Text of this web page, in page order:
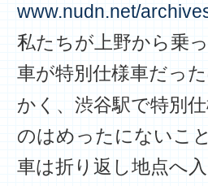
www.nudn.net/
私たちが上野から乗
車が特別仕様車だっ
かく、渋谷駅で特別
のはめったにないこ
車は折り返し地点へ